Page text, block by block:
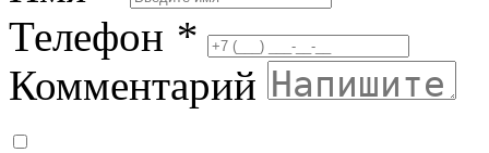
Телефон *
Комментарий